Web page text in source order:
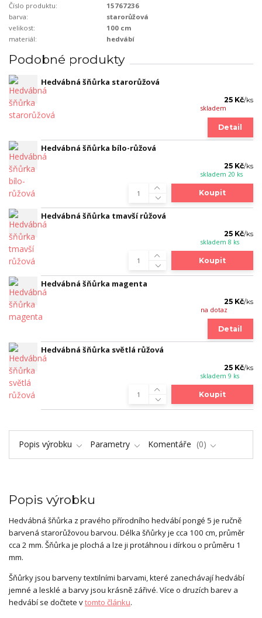
Číslo produktu:
15767236
barva:
starorůžová
velikost:
100 cm
materiál:
hedvábí
Podobné produkty
Hedvábná šňůrka starorůžová
25 Kč/ks
skladem
Detail
Hedvábná šňůrka bílo-růžová
25 Kč/ks
skladem 20 ks
Koupit
Hedvábná šňůrka tmavší růžová
25 Kč/ks
skladem 8 ks
Koupit
Hedvábná šňůrka magenta
25 Kč/ks
na dotaz
Detail
Hedvábná šňůrka světlá růžová
25 Kč/ks
skladem 9 ks
Koupit
Popis výrobku Parametry Komentáře 0
Popis výrobku
Hedvábná šňůrka z pravého přírodního hedvábí pongé 5 je ručně
barvená starorůžovou barvou. Délka šňůrky je cca 100 cm, průměr
cca 2 mm. Šňůrka je plochá a lze ji protáhnou i dírkou o průměru 1
mm.
Šňůrky jsou barveny textilními barvami, které zanechávají hedvábí
jemné a lesklé a barvy jsou krásně zářivé. Více o druzích barev a
hedvábí se dočtete vtomto článku.